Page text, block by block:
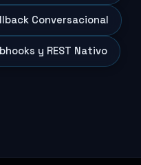
Conversacional
y REST Nativo